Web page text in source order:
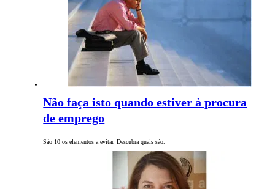
Não faça isto quando estiver à procura
de emprego
São 10 os elementos a evitar. Descubra quais são.